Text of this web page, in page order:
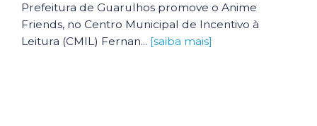
Prefeitura de Guarulhos promove o Anime
Friends, no Centro Municipal de Incentivo à
Leitura (CMIL) Fernan... [saiba mais]